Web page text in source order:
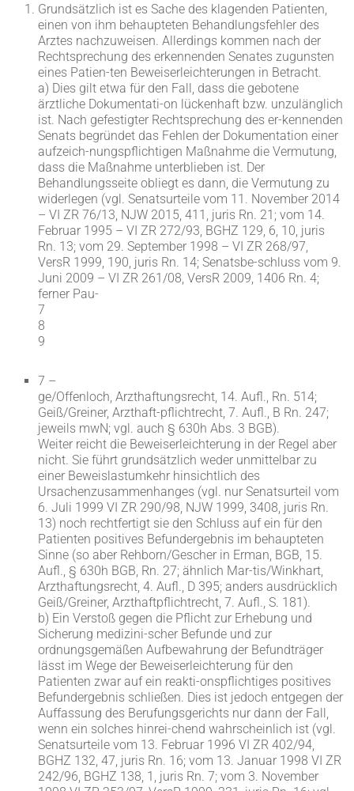
Grundsätzlich ist es Sache des klagenden Patienten,
einen von ihm behaupteten Behandlungsfehler des
Arztes nachzuweisen. Allerdings kommen nach der
Rechtsprechung des erkennenden Senates zugunsten
eines Patien-ten Beweiserleichterungen in Betracht.
a) Dies gilt etwa für den Fall, dass die gebotene
ärztliche Dokumentati-on lückenhaft bzw. unzulänglich
ist. Nach gefestigter Rechtsprechung des er-kennenden
Senats begründet das Fehlen der Dokumentation einer
aufzeich-nungspflichtigen Maßnahme die Vermutung,
dass die Maßnahme unterblieben ist. Der
Behandlungsseite obliegt es dann, die Vermutung zu
widerlegen (vgl. Senatsurteile vom 11. November 2014
– VI ZR 76/13, NJW 2015, 411, juris Rn. 21; vom 14.
Februar 1995 – VI ZR 272/93, BGHZ 129, 6, 10, juris
Rn. 13; vom 29. September 1998 – VI ZR 268/97,
VersR 1999, 190, juris Rn. 14; Senatsbe-schluss vom 9.
Juni 2009 – VI ZR 261/08, VersR 2009, 1406 Rn. 4;
ferner Pau-
7
8
9
7 –
ge/Offenloch, Arzthaftungsrecht, 14. Aufl., Rn. 514;
Geiß/Greiner, Arzthaft-pflichtrecht, 7. Aufl., B Rn. 247;
jeweils mwN; vgl. auch § 630h Abs. 3 BGB).
Weiter reicht die Beweiserleichterung in der Regel aber
nicht. Sie führt grundsätzlich weder unmittelbar zu
einer Beweislastumkehr hinsichtlich des
Ursachenzusammenhanges (vgl. nur Senatsurteil vom
6. Juli 1999 VI ZR 290/98, NJW 1999, 3408, juris Rn.
13) noch rechtfertigt sie den Schluss auf ein für den
Patienten positives Befundergebnis im behaupteten
Sinne (so aber Rehborn/Gescher in Erman, BGB, 15.
Aufl., § 630h BGB, Rn. 27; ähnlich Mar-tis/Winkhart,
Arzthaftungsrecht, 4. Aufl., D 395; anders ausdrücklich
Geiß/Greiner, Arzthaftpflichtrecht, 7. Aufl., S. 181).
b) Ein Verstoß gegen die Pflicht zur Erhebung und
Sicherung medizini-scher Befunde und zur
ordnungsgemäßen Aufbewahrung der Befundträger
lässt im Wege der Beweiserleichterung für den
Patienten zwar auf ein reakti-onspflichtiges positives
Befundergebnis schließen. Dies ist jedoch entgegen der
Auffassung des Berufungsgerichts nur dann der Fall,
wenn ein solches hinrei-chend wahrscheinlich ist (vgl.
Senatsurteile vom 13. Februar 1996 VI ZR 402/94,
BGHZ 132, 47, juris Rn. 16; vom 13. Januar 1998 VI ZR
242/96, BGHZ 138, 1, juris Rn. 7; vom 3. November